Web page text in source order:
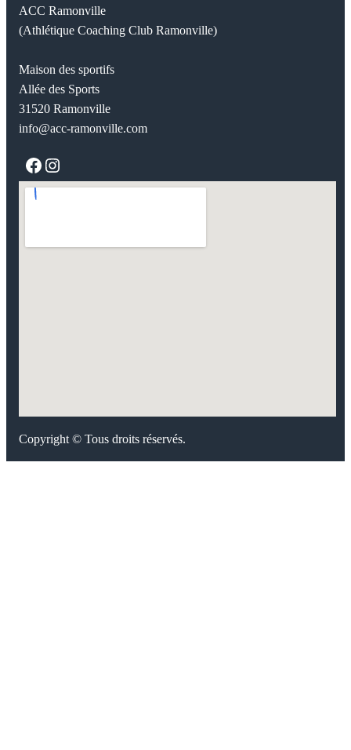
ACC Ramonville
(Athlétique Coaching Club Ramonville)
Maison des sportifs
Allée des Sports
31520 Ramonville
info@acc-ramonville.com
Facebook
Instagram
Copyright © Tous droits réservés.